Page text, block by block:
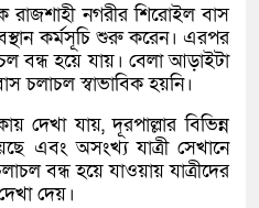
নগরীর শিরোইল বাস
কর্মসূচি শুরু করেন। এরপর
বন্ধ হয়ে যায়। বেলা আড়াইটা
চলাচল স্বাভাবিক হয়নি।
দেখা যায়, দূরপাল্লার বিভিন্ন
এবং অসংখ্য যাত্রী সেখানে
বন্ধ হয়ে যাওয়ায় যাত্রীদের
দেয়।